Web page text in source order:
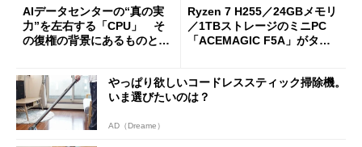
AIデータセンターの“真の実
力”を左右する「CPU」 そ
の復権の背景にあるものと
Ryzen 7 H255／24GBメモリ
／1TBストレージのミニPC
「ACEMAGIC F5A」がタイ
やっぱり欲しいコードレススティック掃除機。
いま選びたいのは？
AD（Dreame）